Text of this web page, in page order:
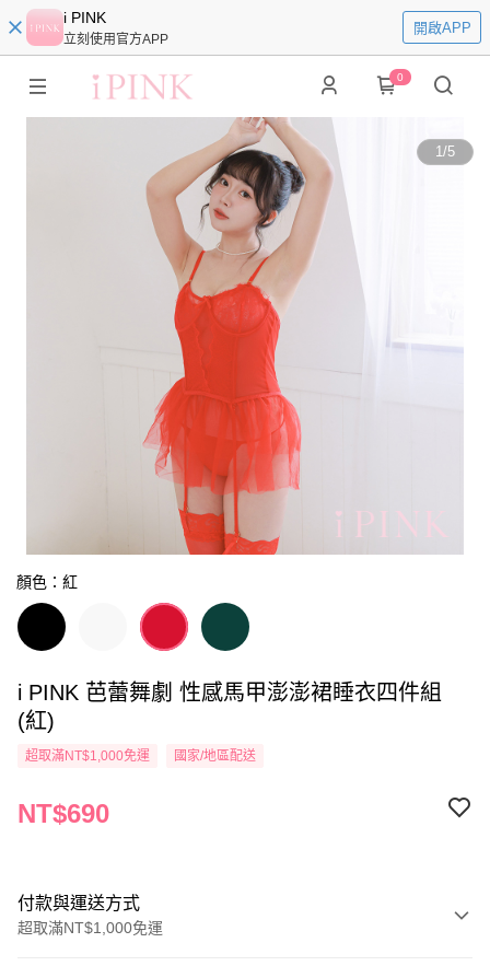
i PINK
立刻使用官方APP
開啟APP
0
1/5
顏色：紅
i PINK 芭蕾舞劇 性感馬甲澎澎裙睡衣四件組
(紅)
超取滿NT$1,000免運 國家/地區配送
NT$690
付款與運送方式
超取滿NT$1,000免運